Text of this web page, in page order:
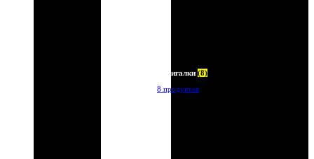
Зажигалки (8)
8 продуктов